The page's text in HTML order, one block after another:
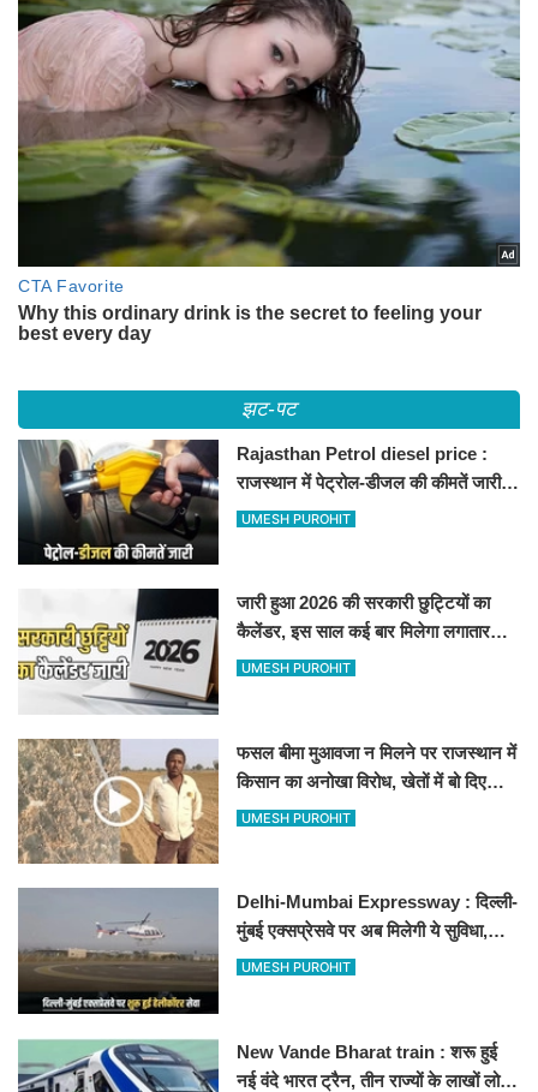
झट-पट
Rajasthan Petrol diesel price :
राजस्थान में पेट्रोल-डीजल की कीमतें जारी,
जानिए बीकानेर समेत पुरे प्रदेश में नए रेट
UMESH PUROHIT
जारी हुआ 2026 की सरकारी छुट्टियों का
कैलेंडर, इस साल कई बार मिलेगा लगातार
अवकाश, देखें
UMESH PUROHIT
फसल बीमा मुआवजा न मिलने पर राजस्थान में
किसान का अनोखा विरोध, खेतों में बो दिए
500-500 रुपए के नोट, वीडियो वायरल
UMESH PUROHIT
Delhi-Mumbai Expressway : दिल्ली-
मुंबई एक्सप्रेसवे पर अब मिलेगी ये सुविधा,
हेलीकॉप्टर सर्विस से तुरंत घायल पहुंचेगा
UMESH PUROHIT
New Vande Bharat train : शरू हुई
नई वंदे भारत ट्रैन, तीन राज्यों के लाखों लोगों